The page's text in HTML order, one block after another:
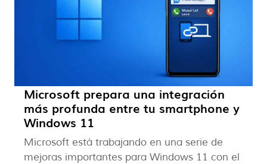
Microsoft prepara una integración
más profunda entre tu smartphone y
Windows 11
Microsoft está trabajando en una serie de
mejoras importantes para Windows 11 con el